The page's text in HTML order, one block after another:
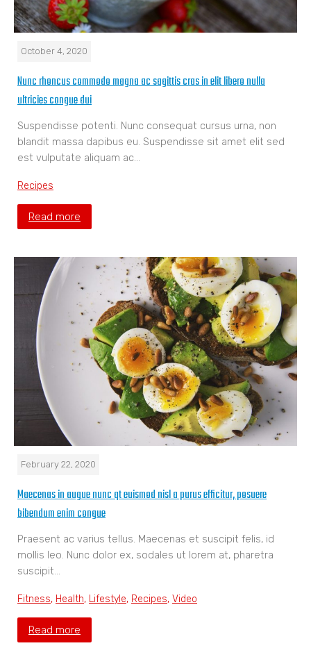
October 4, 2020
Nunc rhoncus commodo magna ac sagittis cras in elit libero nulla
ultricies congue dui
Suspendisse potenti. Nunc consequat cursus urna, non
blandit massa dapibus eu. Suspendisse sit amet elit sed
est vulputate aliquam ac…
Recipes
Read more
February 22, 2020
Maecenas in augue nunc qt euismod nisl a purus efficitur, posuere
bibendum enim congue
Praesent ac varius tellus. Maecenas et suscipit felis, id
mollis leo. Nunc dolor ex, sodales ut lorem at, pharetra
suscipit…
Fitness, Health, Lifestyle, Recipes, Video
Read more